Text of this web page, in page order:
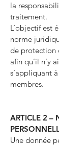
la
traitement.
L’objectif est
norme
de protection
afin qu’il n’y
s’appliquant
membres.
ARTICLE 2 –
Une donnée